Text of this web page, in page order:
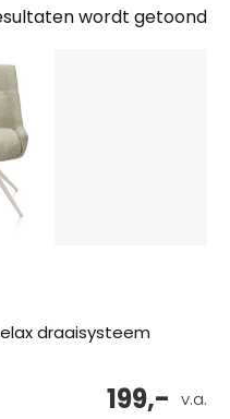
wordt getoond
draaisysteem
v.a.
199,-